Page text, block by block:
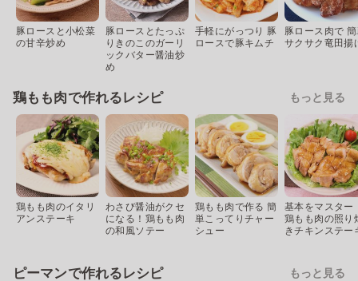
豚ロースと小松菜
の甘辛炒め
豚ロースとたっぷ
りきのこのガーリ
ックバター醤油炒
め
手軽にがっつり 豚
ロースで豚キムチ
豚ロース肉で
サクサク竜田揚
鶏もも肉で作れるレシピ もっと見る
鶏もも肉のイタリ
アンステーキ
わさび醤油がクセ
になる！鶏もも肉
の和風ソテー
鶏もも肉で作る 簡
単こってりチャー
シュー
基本をマスター
鶏もも肉の照り
きチキンステー
ピーマンで作れるレシピ もっと見る